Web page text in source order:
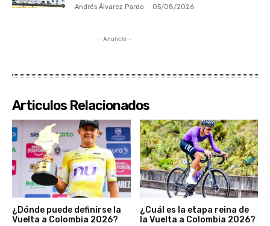
Andrés Álvarez Pardo - 05/08/2026
- Anuncio -
Articulos Relacionados
¿Dónde puede definirse la
Vuelta a Colombia 2026?
¿Cuál es la etapa reina de
la Vuelta a Colombia 2026?